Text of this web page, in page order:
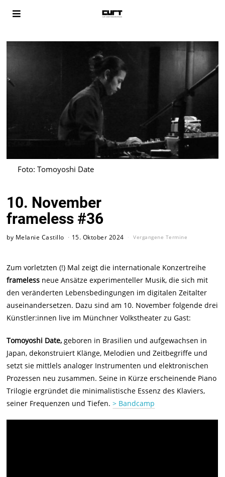
Foto: Tomoyoshi Date
10. November
frameless #36
by Melanie Castillo 15. Oktober 2024 Vergangene Termine
Zum vorletzten (!) Mal zeigt die internationale Konzertreihe
frameless neue Ansätze experimenteller Musik, die sich mit
den veränderten Lebensbedingungen im digitalen Zeitalter
auseinandersetzen. Dazu sind am 10. November folgende drei
Künstler:innen live im Münchner Volkstheater zu Gast:
Tomoyoshi Date,geboren in Brasilien und aufgewachsen in
Japan, dekonstruiert Klänge, Melodien und Zeitbegriffe und
setzt sie mittlels analoger Instrumenten und elektronischen
Prozessen neu zusammen. Seine in Kürze erscheinende Piano
Trilogie ergründet die minimalistische Essenz des Klaviers,
seiner Frequenzen und Tiefen.> Bandcamp